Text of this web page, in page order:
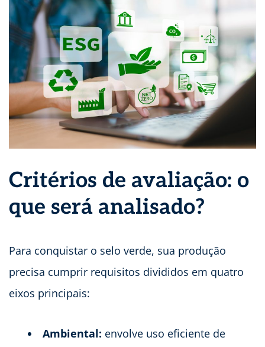
Critérios de avaliação: o
que será analisado?
Para conquistar o selo verde, sua produção
precisa cumprir requisitos divididos em quatro
eixos principais:
Ambiental: envolve uso eficiente de